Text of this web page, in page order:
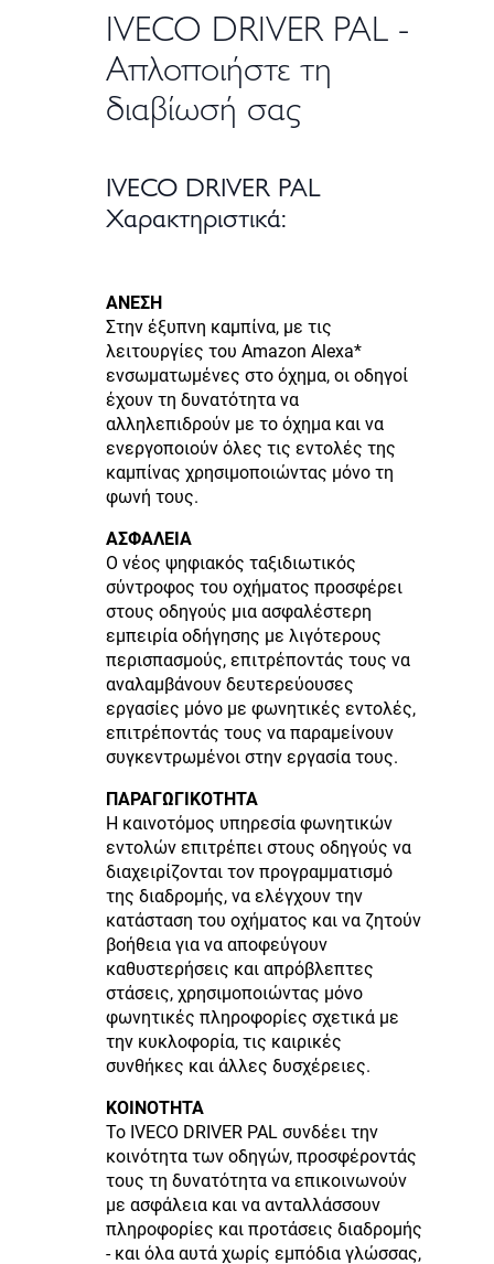
IVECO DRIVER PAL -
Απλοποιήστε τη
διαβίωσή σας
IVECO DRIVER PAL
Χαρακτηριστικά:
ΑΝΕΣΗ
Στην έξυπνη καμπίνα, με τις
λειτουργίες του Amazon Alexa*
ενσωματωμένες στο όχημα, οι οδηγοί
έχουν τη δυνατότητα να
αλληλεπιδρούν με το όχημα και να
ενεργοποιούν όλες τις εντολές της
καμπίνας χρησιμοποιώντας μόνο τη
φωνή τους.
ΑΣΦΑΛΕΙΑ
Ο νέος ψηφιακός ταξιδιωτικός
σύντροφος του οχήματος προσφέρει
στους οδηγούς μια ασφαλέστερη
εμπειρία οδήγησης με λιγότερους
περισπασμούς, επιτρέποντάς τους να
αναλαμβάνουν δευτερεύουσες
εργασίες μόνο με φωνητικές εντολές,
επιτρέποντάς τους να παραμείνουν
συγκεντρωμένοι στην εργασία τους.
ΠΑΡΑΓΩΓΙΚΟΤΗΤΑ
Η καινοτόμος υπηρεσία φωνητικών
εντολών επιτρέπει στους οδηγούς να
διαχειρίζονται τον προγραμματισμό
της διαδρομής, να ελέγχουν την
κατάσταση του οχήματος και να ζητούν
βοήθεια για να αποφεύγουν
καθυστερήσεις και απρόβλεπτες
στάσεις, χρησιμοποιώντας μόνο
φωνητικές πληροφορίες σχετικά με
την κυκλοφορία, τις καιρικές
συνθήκες και άλλες δυσχέρειες.
ΚΟΙΝΟΤΗΤΑ
Το IVECO DRIVER PAL συνδέει την
κοινότητα των οδηγών, προσφέροντάς
τους τη δυνατότητα να επικοινωνούν
με ασφάλεια και να ανταλλάσσουν
πληροφορίες και προτάσεις διαδρομής
- και όλα αυτά χωρίς εμπόδια γλώσσας,